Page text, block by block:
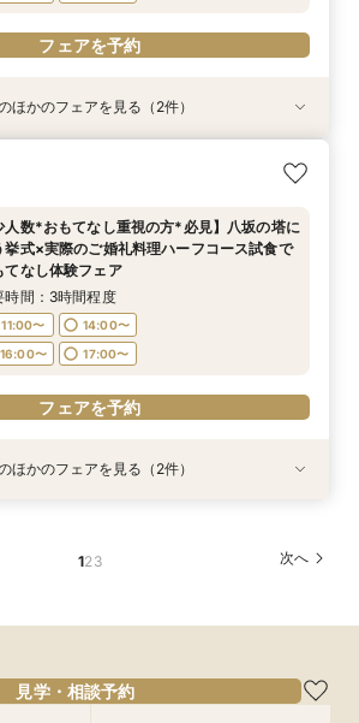
フェアを予約
見学でも安心】気軽に見学OK！八坂の塔を
前に仰ぐチャペルへの入場体験付*ハープや
る相談会。初めての見学にオススメ*結婚式
スタートフェア◎
時間：3時間程度
9:00〜
10:00〜
15:00〜
16:00〜
フェアを予約
人数*おもてなし重視の方*必見】6名～
少人数婚相談会◆八坂の塔に誓う挙式会場
てなし体験フェア
時間：3時間程度
9:00〜
10:00〜
15:00〜
16:00〜
フェアを予約
ほかのフェアを見る（2件）
人数*おもてなし重視の方*必見】八坂の塔に
挙式×実際のご婚礼料理ハーフコース試食で
てなし体験フェア
時間：3時間程度
11:00〜
14:00〜
16:00〜
17:00〜
フェアを予約
トフェア
フェアを予約
さらに、ご成約で挙式料100％OFF/料理2ラ
無料UPグレード/衣裳優待etc.このフェア限
11:00〜
14:00〜
フェアを予約
ほかのフェアを見る（2件）
123 次へ
見学・相談予約